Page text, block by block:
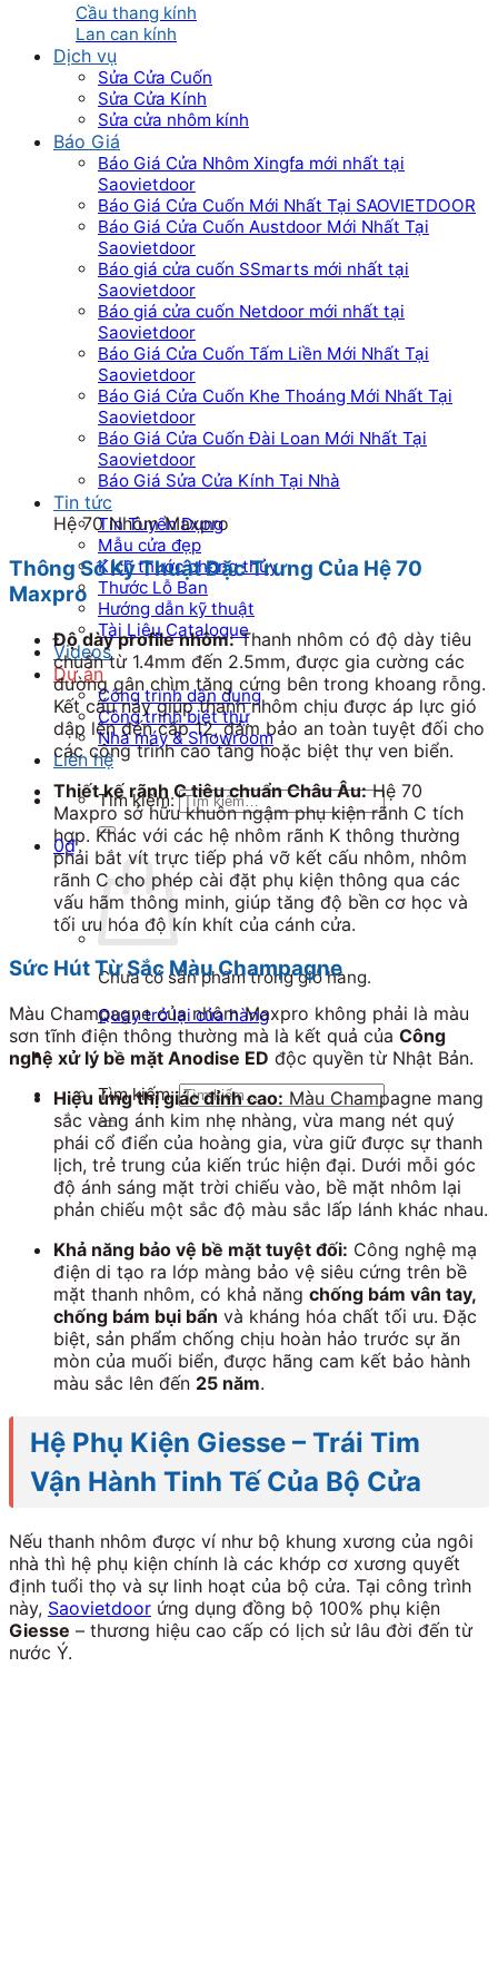
Cầu thang kính
Lan can kính
Dịch vụ
Sửa Cửa Cuốn
Sửa Cửa Kính
Sửa cửa nhôm kính
Báo Giá
Báo Giá Cửa Nhôm Xingfa mới nhất tại
Saovietdoor
Báo Giá Cửa Cuốn Mới Nhất Tại SAOVIETDOOR
Báo Giá Cửa Cuốn Austdoor Mới Nhất Tại
Saovietdoor
Báo giá cửa cuốn SSmarts mới nhất tại
Saovietdoor
Báo giá cửa cuốn Netdoor mới nhất tại
Saovietdoor
Báo Giá Cửa Cuốn Tấm Liền Mới Nhất Tại
Saovietdoor
Báo Giá Cửa Cuốn Khe Thoáng Mới Nhất Tại
Saovietdoor
Báo Giá Cửa Cuốn Đài Loan Mới Nhất Tại
Saovietdoor
Báo Giá Sửa Cửa Kính Tại Nhà
Tin tức
Tin Tuyển Dụng
Mẫu cửa đẹp
Kích thước phong thủy
Thước Lỗ Ban
Hướng dẫn kỹ thuật
Tài Liệu Catalogue
Videos
Dự án
Công trình dân dụng
Công trình biệt thự
Nhà máy & Showroom
Liên hệ
Tìm kiếm:
0₫
Chưa có sản phẩm trong giỏ hàng.
Quay trở lại cửa hàng
Tìm kiếm:
Hệ 70 Nhôm Maxpro
Thông Số Kỹ Thuật Đặc Trưng Của Hệ 70
Maxpro
Độ dày profile nhôm:Thanh nhôm có độ dày tiêu
chuẩn từ 1.4mm đến 2.5mm, được gia cường các
đường gân chìm tăng cứng bên trong khoang rỗng.
Kết cấu này giúp thanh nhôm chịu được áp lực gió
dập lên đến cấp 12, đảm bảo an toàn tuyệt đối cho
các công trình cao tầng hoặc biệt thự ven biển.
Thiết kế rãnh C tiêu chuẩn Châu Âu:Hệ 70
Maxpro sở hữu khuôn ngậm phụ kiện rãnh C tích
hợp. Khác với các hệ nhôm rãnh K thông thường
phải bắt vít trực tiếp phá vỡ kết cấu nhôm, nhôm
rãnh C cho phép cài đặt phụ kiện thông qua các
vấu hãm thông minh, giúp tăng độ bền cơ học và
tối ưu hóa độ kín khít của cánh cửa.
Sức Hút Từ Sắc Màu Champagne
Màu Champagne của nhôm Maxpro không phải là màu
sơn tĩnh điện thông thường mà là kết quả của Công
nghệ xử lý bề mặt Anodise ED độc quyền từ Nhật Bản.
Hiệu ứng thị giác đỉnh cao: Màu Champagne mang
sắc vàng ánh kim nhẹ nhàng, vừa mang nét quý
phái cổ điển của hoàng gia, vừa giữ được sự thanh
lịch, trẻ trung của kiến trúc hiện đại. Dưới mỗi góc
độ ánh sáng mặt trời chiếu vào, bề mặt nhôm lại
phản chiếu một sắc độ màu sắc lấp lánh khác nhau.
Khả năng bảo vệ bề mặt tuyệt đối: Công nghệ mạ
điện di tạo ra lớp màng bảo vệ siêu cứng trên bề
mặt thanh nhôm, có khả năng chống bám vân tay,
chống bám bụi bẩn và kháng hóa chất tối ưu. Đặc
biệt, sản phẩm chống chịu hoàn hảo trước sự ăn
mòn của muối biển, được hãng cam kết bảo hành
màu sắc lên đến 25 năm.
Hệ Phụ Kiện Giesse – Trái Tim
Vận Hành Tinh Tế Của Bộ Cửa
Nếu thanh nhôm được ví như bộ khung xương của ngôi
nhà thì hệ phụ kiện chính là các khớp cơ xương quyết
định tuổi thọ và sự linh hoạt của bộ cửa. Tại công trình
này, Saovietdoor ứng dụng đồng bộ 100% phụ kiện
Giesse – thương hiệu cao cấp có lịch sử lâu đời đến từ
nước Ý.